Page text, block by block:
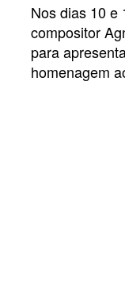
Nos dias 10 e
compositor
para
homenagem